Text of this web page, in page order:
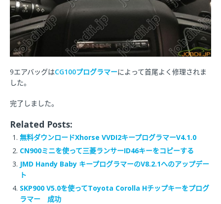
9エアバッグはCG100プログラマーによって首尾よく修理されま
した。
完了しました。
Related Posts:
無料ダウンロードXhorse VVDI2キープログラマーV4.1.0
CN900ミニを使って三菱ランサーID46キーをコピーする
JMD Handy Baby キープログラマーのV8.2.1へのアップデー
ト
SKP900 V5.0を使ってToyota Corolla Hチップキーをプログ
ラマー 成功